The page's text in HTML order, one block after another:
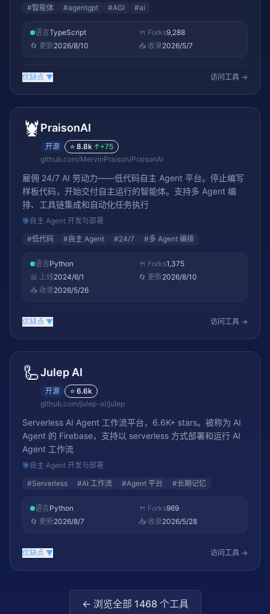
#智能体 #agentgpt #AGI #ai
语言TypeScript 🍴 Forks9,288
🔄 更新2026/8/10 📥 收录2026/5/7
优缺点 ▼ 访问工具 →
🦞PraisonAI
开源 ⭐ 8.8k ↑+75
github.com/MervinPraison/PraisonAI
雇佣 24/7 AI 劳动力——低代码自主 Agent 平台。停止编写
样板代码，开始交付自主运行的智能体。支持多 Agent 编
排、工具链集成和自动化任务执行
🎯 自主 Agent 开发与部署
#低代码 # 自主 Agent #24/7 #多 Agent 编排
语言Python 🍴 Forks1,375
📅 上线2024/6/1 🔄 更新2026/8/10
📥 收录2026/5/26
优缺点 ▼ 访问工具 →
🦾Julep AI
开源 ⭐ 6.6k
github.com/julep-ai/julep
Serverless AI Agent 工作流平台，6.6K+ stars。被称为 AI
Agent 的 Firebase，支持以 serverless 方式部署和运行 AI
Agent 工作流
🎯 自主 Agent 开发与部署
#Serverless #AI 工作流 #Agent 平台 #长期记忆
语言Python 🍴 Forks969
🔄 更新2026/8/7 📥 收录2026/5/28
优缺点 ▼ 访问工具 →
← 浏览全部 1468 个工具